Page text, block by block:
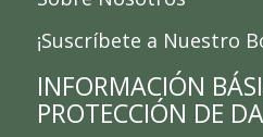
¡Suscríbete a Nuestro
INFORMACIÓN
PROTECCIÓN DE